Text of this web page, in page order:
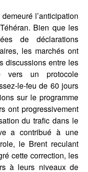
l’anticipation
Bien que les
de déclarations
les marchés ont
discussions entre les
vers un protocole
le-feu de 60 jours
sur le programme
ont progressivement
du trafic dans le
a contribué à une
le Brent reculant
cette correction, les
à leurs niveaux de